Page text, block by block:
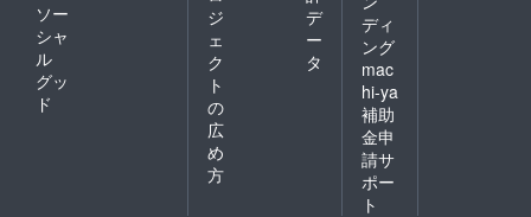
ソー
シャ
ル
グッ
ド
ジ
ェ
ク
ト
の
広
め
方
デ
ー
タ
ディ
ング
mac
hi-ya
補助
金申
請サ
ポー
ト